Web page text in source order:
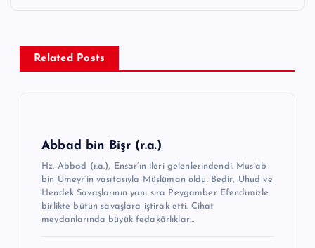
Related Posts
Abbad bin Bişr (r.a.)
Hz. Abbad (r.a.), Ensar’ın ileri gelenlerindendi. Mus’ab
bin Umeyr’in vasıtasıyla Müslüman oldu. Bedir, Uhud ve
Hendek Savaşlarının yanı sıra Peygamber Efendimizle
birlikte bütün savaşlara iştirak etti. Cihat
meydanlarında büyük fedakârlıklar…